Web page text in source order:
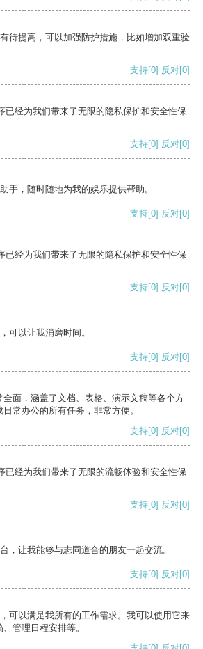
待提高，可以加强防护措施，比如增加双重验
支持[0] 反对[0]
已经为我们带来了无限的隐私保护和安全性保
支持[0] 反对[0]
手，随时随地为我的娱乐提供帮助。
支持[0] 反对[0]
已经为我们带来了无限的隐私保护和安全性保
支持[0] 反对[0]
可以让我消磨时间。
支持[0] 反对[0]
面，涵盖了文档、表格、演示文稿等各个方
常办公的所有任务，非常方便。
支持[0] 反对[0]
已经为我们带来了无限的流畅体验和安全性保
支持[0] 反对[0]
，让我能够与志同道合的朋友一起交流。
支持[0] 反对[0]
可以满足我所有的工作需求。我可以使用它来
管理日程安排等。